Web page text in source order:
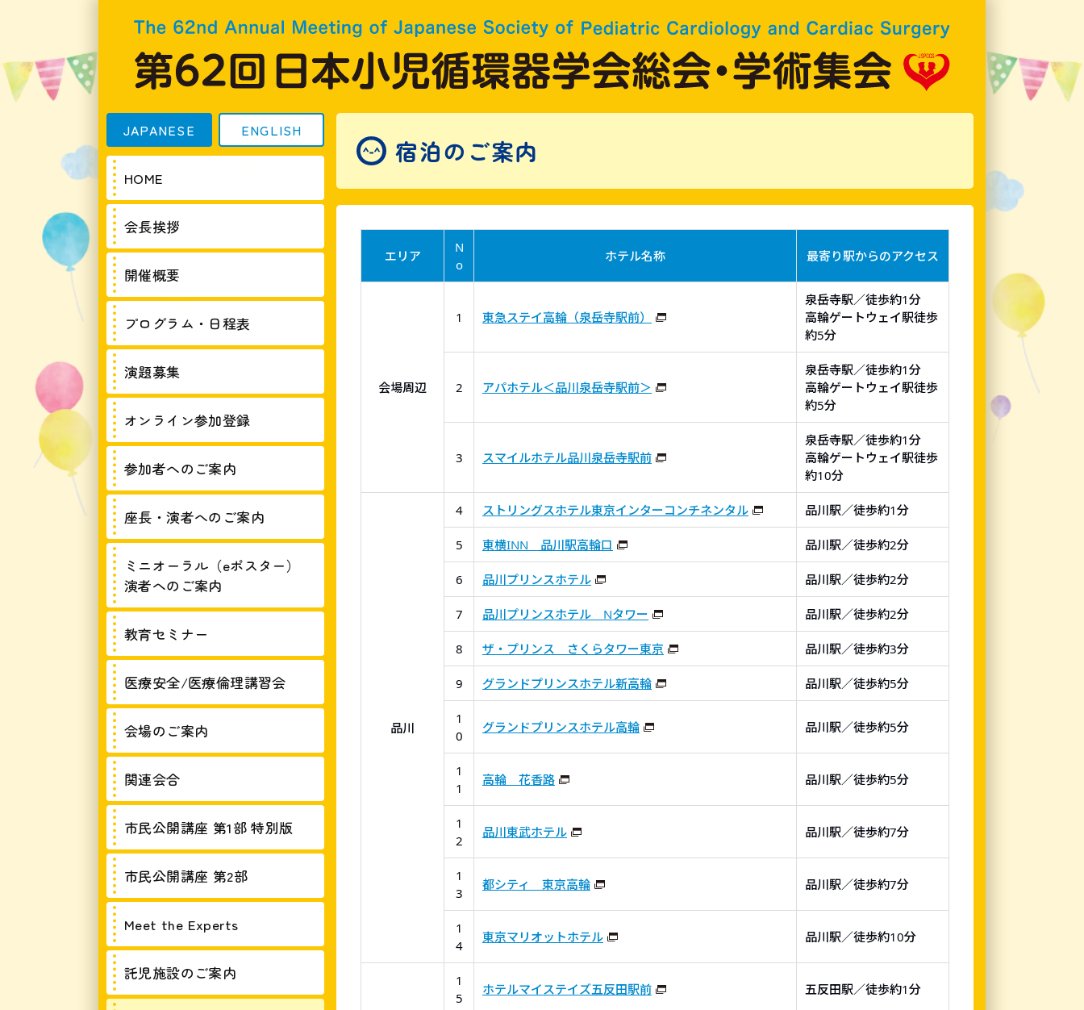
宿泊のご案内
エリア
N
o
ホテル名称 最寄り駅からのアクセス
会場周辺
1 東急ステイ高輪（泉岳寺駅前）
泉岳寺駅／徒歩約1分
高輪ゲートウェイ駅徒歩
約5分
2 アパホテル＜品川泉岳寺駅前＞
泉岳寺駅／徒歩約1分
高輪ゲートウェイ駅徒歩
約5分
3 スマイルホテル品川泉岳寺駅前
泉岳寺駅／徒歩約1分
高輪ゲートウェイ駅徒歩
約10分
品川
4 ストリングスホテル東京インターコンチネンタル 品川駅／徒歩約1分
5 東横INN 品川駅高輪口 品川駅／徒歩約2分
6 品川プリンスホテル 品川駅／徒歩約2分
7 品川プリンスホテル Nタワー 品川駅／徒歩約2分
8 ザ・プリンス さくらタワー東京 品川駅／徒歩約3分
9 グランドプリンスホテル新高輪 品川駅／徒歩約5分
1
0
グランドプリンスホテル高輪 品川駅／徒歩約5分
1
1
高輪 花香路 品川駅／徒歩約5分
1
2
品川東武ホテル 品川駅／徒歩約7分
1
3
都シティ 東京高輪 品川駅／徒歩約7分
1
4
東京マリオットホテル 品川駅／徒歩約10分
1
5
ホテルマイステイズ五反田駅前 五反田駅／徒歩約1分
JAPANESE ENGLISH
HOME
会長挨拶
開催概要
プログラム・日程表
演題募集
オンライン参加登録
参加者へのご案内
座長・演者へのご案内
ミニオーラル（eポスター）
演者へのご案内
教育セミナー
医療安全/医療倫理講習会
会場のご案内
関連会合
市民公開講座 第1部 特別版
市民公開講座 第2部
Meet the Experts
託児施設のご案内